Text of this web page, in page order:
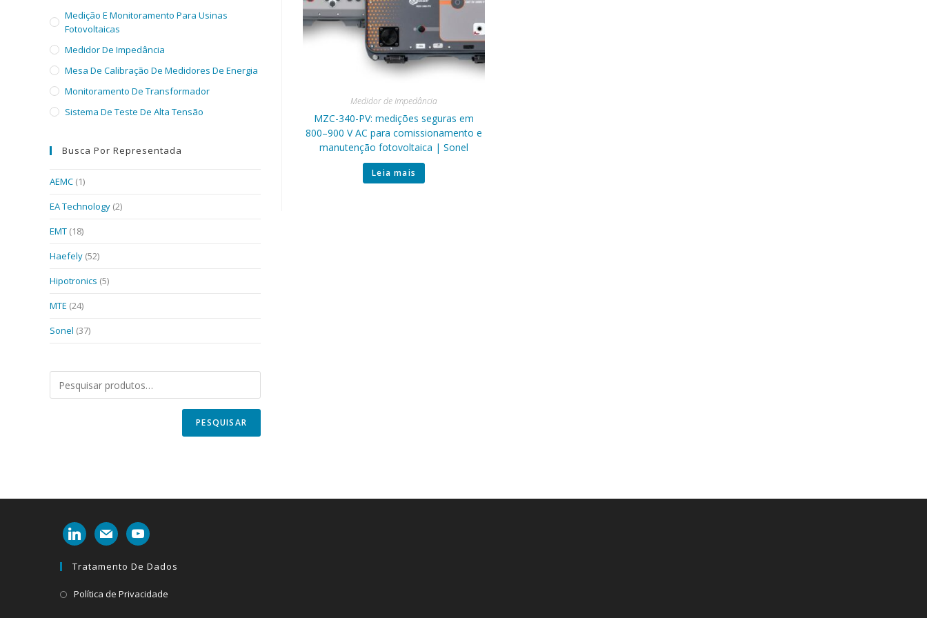
Medidor de Impedância
MZC-340-PV: medições seguras em
800–900 V AC para comissionamento e
manutenção fotovoltaica | Sonel
Leia mais
Medição E Monitoramento Para Usinas
Fotovoltaicas
Medidor De Impedância
Mesa De Calibração De Medidores De Energia
Monitoramento De Transformador
Sistema De Teste De Alta Tensão
Busca Por Representada
AEMC (1)
EA Technology (2)
EMT (18)
Haefely (52)
Hipotronics (5)
MTE (24)
Sonel (37)
PESQUISAR
linkedinmail youtube
Tratamento De Dados
Política de Privacidade